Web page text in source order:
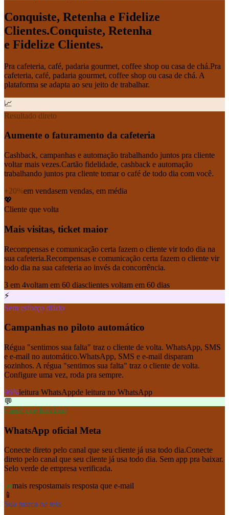
Conquiste, Retenha e Fidelize
Clientes.Conquiste, Retenha
e Fidelize Clientes.
Pra cafeteria, café, padaria gourmet, coffee shop ou casa de chá.Pra
cafeteria, café, padaria gourmet, coffee shop ou casa de chá. A
plataforma se adapta ao seu jeito de trabalhar.
📈
Resultado direto
Aumente o faturamento da cafeteria
Cashback, campanhas e automação trabalhando juntos pra cliente
voltar mais vezes.Cartão fidelidade, cashback e automação
trabalhando juntos pra cliente tomar o café de todo dia com você.
+20%em vendasem vendas, em média
💖
Cliente que volta
Mais visitas, ticket maior
Recompensas e comunicação certa fazem o cliente vir todo dia na
sua cafeteria.Recompensas e comunicação certa fazem o cliente vir
todo dia na sua cafeteria ao invés da concorrência.
3 em 4voltam em 60 diasclientes voltam em 60 dias
⚡
Sem esforço diário
Campanhas no piloto automático
Régua "sentimos sua falta" traz o cliente de volta. WhatsApp, SMS
e e-mail no automático.WhatsApp, SMS e e-mail disparam
sozinhos. A régua "sentimos sua falta" traz o cliente de volta.
Configure uma vez, roda pra sempre.
96%leitura WhatsAppde leitura no WhatsApp
💬
Canal que funciona
WhatsApp oficial Meta
Conecte direto pelo canal que seu cliente já usa todo dia.Conecte
direto pelo canal que seu cliente já usa todo dia. Sem app pra baixar.
Selo verde de empresa verificada.
5xmais respostamais resposta que e-mail
📱
Sua marca na tela